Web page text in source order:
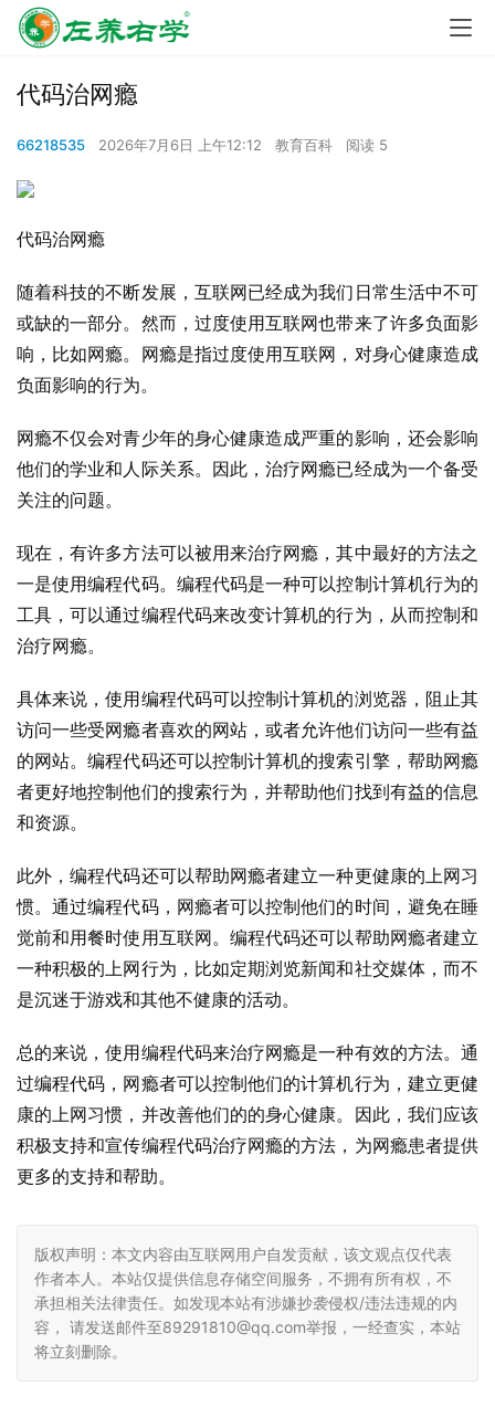
代码治网瘾
66218535 2026年7月6日 上午12:12 教育百科 阅读 5
代码治网瘾
随着科技的不断发展，互联网已经成为我们日常生活中不可
或缺的一部分。然而，过度使用互联网也带来了许多负面影
响，比如网瘾。网瘾是指过度使用互联网，对身心健康造成
负面影响的行为。
网瘾不仅会对青少年的身心健康造成严重的影响，还会影响
他们的学业和人际关系。因此，治疗网瘾已经成为一个备受
关注的问题。
现在，有许多方法可以被用来治疗网瘾，其中最好的方法之
一是使用编程代码。编程代码是一种可以控制计算机行为的
工具，可以通过编程代码来改变计算机的行为，从而控制和
治疗网瘾。
具体来说，使用编程代码可以控制计算机的浏览器，阻止其
访问一些受网瘾者喜欢的网站，或者允许他们访问一些有益
的网站。编程代码还可以控制计算机的搜索引擎，帮助网瘾
者更好地控制他们的搜索行为，并帮助他们找到有益的信息
和资源。
此外，编程代码还可以帮助网瘾者建立一种更健康的上网习
惯。通过编程代码，网瘾者可以控制他们的时间，避免在睡
觉前和用餐时使用互联网。编程代码还可以帮助网瘾者建立
一种积极的上网行为，比如定期浏览新闻和社交媒体，而不
是沉迷于游戏和其他不健康的活动。
总的来说，使用编程代码来治疗网瘾是一种有效的方法。通
过编程代码，网瘾者可以控制他们的计算机行为，建立更健
康的上网习惯，并改善他们的的身心健康。因此，我们应该
积极支持和宣传编程代码治疗网瘾的方法，为网瘾患者提供
更多的支持和帮助。
版权声明：本文内容由互联网用户自发贡献，该文观点仅代表
作者本人。本站仅提供信息存储空间服务，不拥有所有权，不
承担相关法律责任。如发现本站有涉嫌抄袭侵权/违法违规的内
容， 请发送邮件至89291810@qq.com举报，一经查实，本站
将立刻删除。